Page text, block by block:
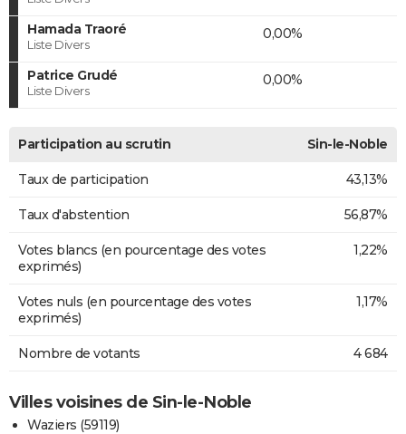
Hamada Traoré
Liste Divers
0,00%
Patrice Grudé
Liste Divers
0,00%
Participation au scrutin Sin-le-Noble
Taux de participation 43,13%
Taux d'abstention 56,87%
Votes blancs (en pourcentage des votes
exprimés)
1,22%
Votes nuls (en pourcentage des votes
exprimés)
1,17%
Nombre de votants 4 684
Villes voisines de Sin-le-Noble
Waziers (59119)